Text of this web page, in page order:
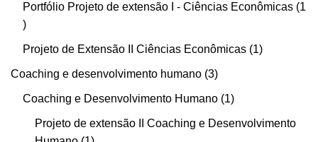
Portfólio Projeto de extensão I - Ciências Econômicas 1
Projeto de Extensão II Ciências Econômicas 1
Coaching e desenvolvimento humano 3
Coaching e Desenvolvimento Humano 1
Projeto de extensão II Coaching e Desenvolvimento